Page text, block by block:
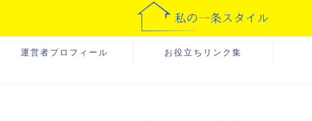
運営者プロフィール お役立ちリンク集